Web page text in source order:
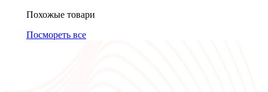
Похожые товари
Посмореть все